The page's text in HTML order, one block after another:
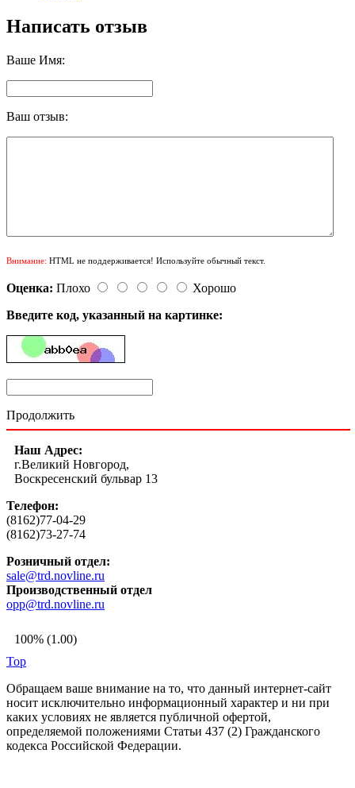
Написать отзыв
Ваше Имя:
Ваш отзыв:
Внимание: HTML не поддерживается! Используйте обычный текст.
Оценка: Плохо
Хорошо
Введите код, указанный на картинке:
Продолжить
Наш Адрес:
г.Великий Новгород,
Воскресенский бульвар 13
Телефон:
(8162)77-04-29
(8162)73-27-74
Розничный отдел:
sale@trd.novline.ru
Производственный отдел
opp@trd.novline.ru
100% (1.00)
Top
Обращаем ваше внимание на то, что данный интернет-сайт
носит исключительно информационный характер и ни при
каких условиях не является публичной офертой,
определяемой положениями Статьи 437 (2) Гражданского
кодекса Российской Федерации.